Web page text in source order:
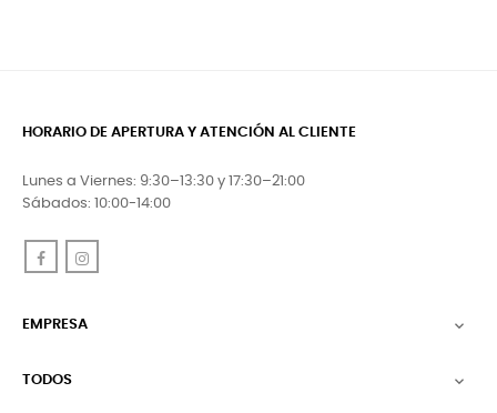
HORARIO DE APERTURA Y ATENCIÓN AL CLIENTE
Lunes a Viernes: 9:30–13:30 y 17:30–21:00
Sábados: 10:00-14:00
Facebook
EMPRESA 
TODOS 